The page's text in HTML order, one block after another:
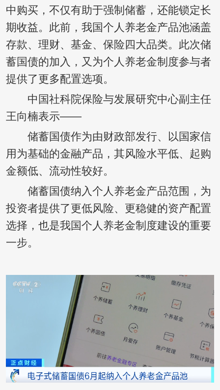
中购买，不仅有助于强制储蓄，还能锁定长
期收益。此前，我国个人养老金产品池涵盖
存款、理财、基金、保险四大品类。此次储
蓄国债的加入，又为个人养老金制度参与者
提供了更多配置选项。
中国社科院保险与发展研究中心副主任
王向楠表示——
储蓄国债作为由财政部发行、以国家信
用为基础的金融产品，其风险水平低、起购
金额低、流动性较好。
储蓄国债纳入个人养老金产品范围，为
投资者提供了更低风险、更稳健的资产配置
选择，也是我国个人养老金制度建设的重要
一步。